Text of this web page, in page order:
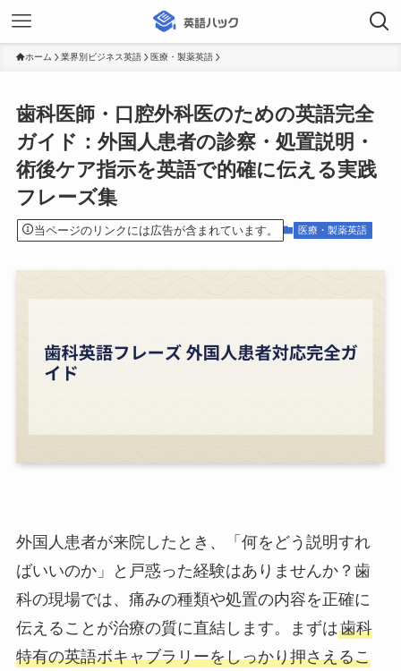
ホーム 業界別ビジネス英語 医療・製薬英語
歯科医師・口腔外科医のための英語完全
ガイド：外国人患者の診察・処置説明・
術後ケア指示を英語で的確に伝える実践
フレーズ集
当ページのリンクには広告が含まれています。 医療・製薬英語
外国人患者が来院したとき、「何をどう説明すれ
ばいいのか」と戸惑った経験はありませんか？歯
科の現場では、痛みの種類や処置の内容を正確に
伝えることが治療の質に直結します。まずは歯科
特有の英語ボキャブラリーをしっかり押さえるこ